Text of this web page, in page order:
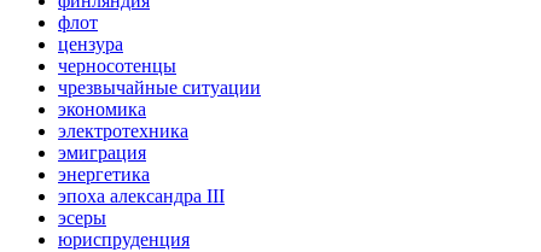
флот
цензура
черносотенцы
чрезвычайные ситуации
экономика
электротехника
эмиграция
энергетика
эпоха александра III
эсеры
юриспруденция